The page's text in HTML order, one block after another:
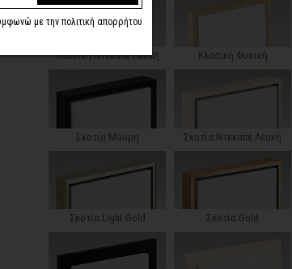
Κλασική Ντεκαπέ Λευκή Κλασική Φυσική
Σκοτία Μαύρη Σκοτία Ντεκαπέ Λευκή
Σκοτία Light Gold Σκοτία Gold
με την πολιτική απορρήτου